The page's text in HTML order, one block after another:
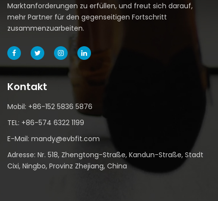
Marktanforderungen zu erfüllen, und freut sich darauf,
mehr Partner für den gegenseitigen Fortschritt
zusammenzuarbeiten.
Kontakt
Mobil: +86-152 5836 5876
TEL: +86-574 6322 1199
E-Mail: mandy@evbfit.com
Adresse: Nr. 518, Zhengtong-Straße, Kandun-Straße, Stadt
Cixi, Ningbo, Provinz Zhejiang, China